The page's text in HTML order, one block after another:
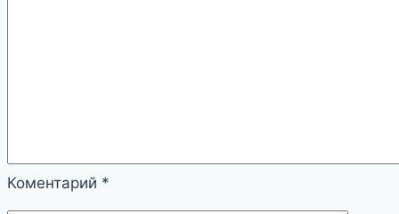
Коментарий *